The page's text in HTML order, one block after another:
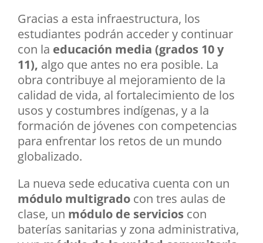
Gracias a esta infraestructura, los
estudiantes podrán acceder y continuar
con la educación media (grados 10 y
11), algo que antes no era posible. La
obra contribuye al mejoramiento de la
calidad de vida, al fortalecimiento de los
usos y costumbres indígenas, y a la
formación de jóvenes con competencias
para enfrentar los retos de un mundo
globalizado.
La nueva sede educativa cuenta con un
módulo multigrado con tres aulas de
clase, un módulo de servicios con
baterías sanitarias y zona administrativa,